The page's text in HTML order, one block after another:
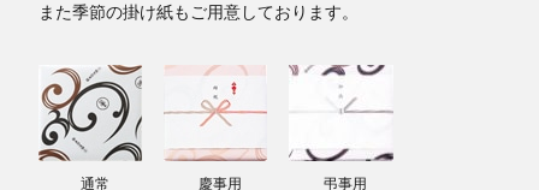
また季節の掛け紙もご用意しております。
通常 慶事用 弔事用